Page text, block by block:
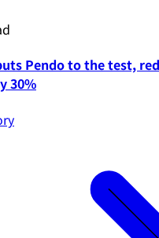
Pendo to the test,
30%